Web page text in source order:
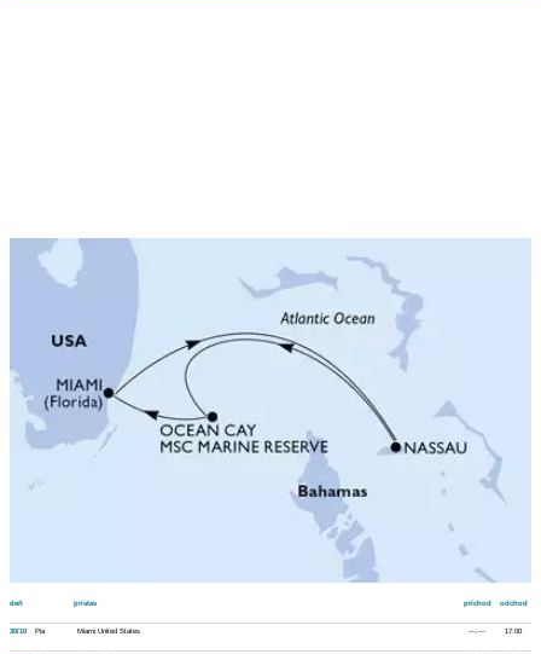
deň prístav odchod
príchod
17:00
---:---
30/10 Pia Miami United States